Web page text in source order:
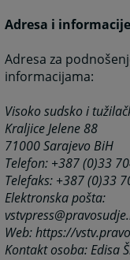
Adresa i informacije
Adresa za
informacijama:
Visoko sudsko i
Kraljice Jelene 88
71000 Sarajevo BiH
Telefon: +387 (0)33
Telefaks: +387 (0)33
Elektronska pošta:
Web: https://
Kontakt osoba: Edisa